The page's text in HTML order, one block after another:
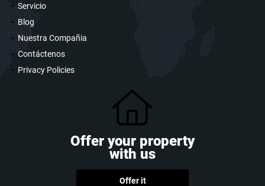
Servicio
Blog
Nuestra Compañia
Contáctenos
Privacy Policies
Offer your property
with us
Offer it